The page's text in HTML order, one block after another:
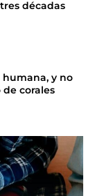
décadas
y no
corales